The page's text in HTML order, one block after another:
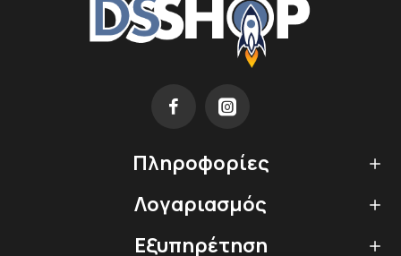
Πληροφορίες
Λογαριασμός
Εξυπηρέτηση